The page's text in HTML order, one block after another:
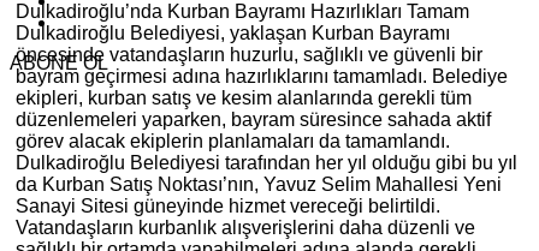
ABONE OL
Dulkadiroğlu’nda Kurban Bayramı Hazırlıkları Tamam
Dulkadiroğlu Belediyesi, yaklaşan Kurban Bayramı
öncesinde vatandaşların huzurlu, sağlıklı ve güvenli bir
bayram geçirmesi adına hazırlıklarını tamamladı. Belediye
ekipleri, kurban satış ve kesim alanlarında gerekli tüm
düzenlemeleri yaparken, bayram süresince sahada aktif
görev alacak ekiplerin planlamaları da tamamlandı.
Dulkadiroğlu Belediyesi tarafından her yıl olduğu gibi bu yıl
da Kurban Satış Noktası’nın, Yavuz Selim Mahallesi Yeni
Sanayi Sitesi güneyinde hizmet vereceği belirtildi.
Vatandaşların kurbanlık alışverişlerini daha düzenli ve